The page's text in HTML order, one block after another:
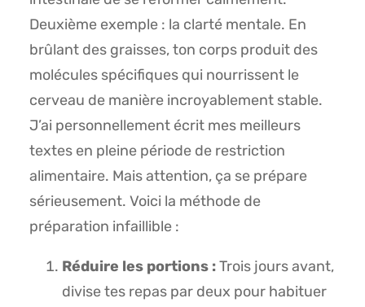
Deuxième exemple : la clarté mentale. En
brûlant des graisses, ton corps produit des
molécules spécifiques qui nourrissent le
cerveau de manière incroyablement stable.
J’ai personnellement écrit mes meilleurs
textes en pleine période de restriction
alimentaire. Mais attention, ça se prépare
sérieusement. Voici la méthode de
préparation infaillible :
Réduire les portions :Trois jours avant,
divise tes repas par deux pour habituer